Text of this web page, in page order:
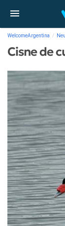
WelcomeArgentina
Cisne de